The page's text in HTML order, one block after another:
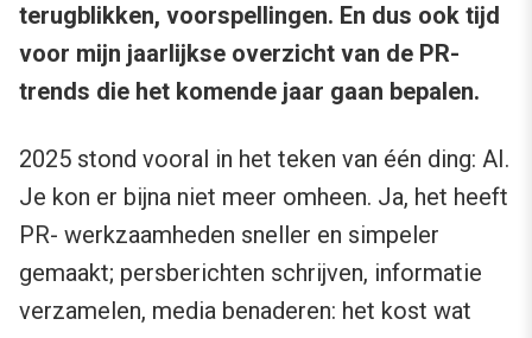
terugblikken, voorspellingen. En dus ook tijd
voor mijn jaarlijkse overzicht van de PR-
trends die het komende jaar gaan bepalen.
2025 stond vooral in het teken van één ding: AI.
Je kon er bijna niet meer omheen. Ja, het heeft
PR- werkzaamheden sneller en simpeler
gemaakt; persberichten schrijven, informatie
verzamelen, media benaderen: het kost wat